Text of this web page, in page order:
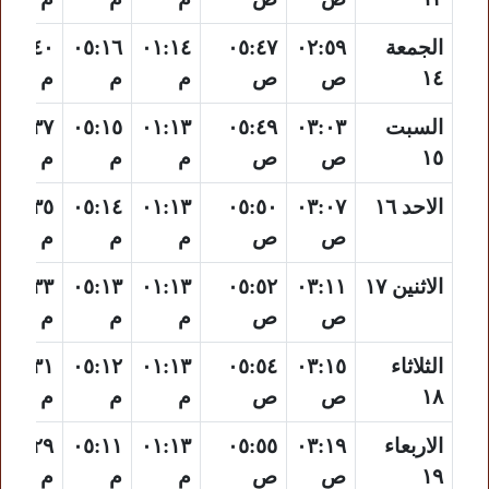
الجمعة
١٤
٠٢:٥٩
ص
٠٥:٤٧
ص
٠١:١٤
م
٠٥:١٦
م
٠٨:٤٠
م
السبت
١٥
٠٣:٠٣
ص
٠٥:٤٩
ص
٠١:١٣
م
٠٥:١٥
م
٠٨:٣٧
م
الاحد ١٦
٠٣:٠٧
ص
٠٥:٥٠
ص
٠١:١٣
م
٠٥:١٤
م
٠٨:٣٥
م
الاثنين ١٧
٠٣:١١
ص
٠٥:٥٢
ص
٠١:١٣
م
٠٥:١٣
م
٠٨:٣٣
م
الثلاثاء
١٨
٠٣:١٥
ص
٠٥:٥٤
ص
٠١:١٣
م
٠٥:١٢
م
٠٨:٣١
م
الاربعاء
١٩
٠٣:١٩
ص
٠٥:٥٥
ص
٠١:١٣
م
٠٥:١١
م
٠٨:٢٩
م